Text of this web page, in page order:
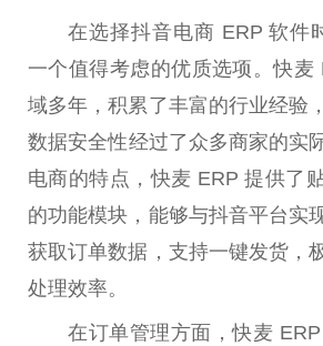
在选择抖音电商 ERP 软件
一个值得考虑的优质选项。快麦
域多年，积累了丰富的行业经验
数据安全性经过了众多商家的实
电商的特点，快麦 ERP 提供了
的功能模块，能够与抖音平台实
获取订单数据，支持一键发货，
处理效率。
在订单管理方面，快麦